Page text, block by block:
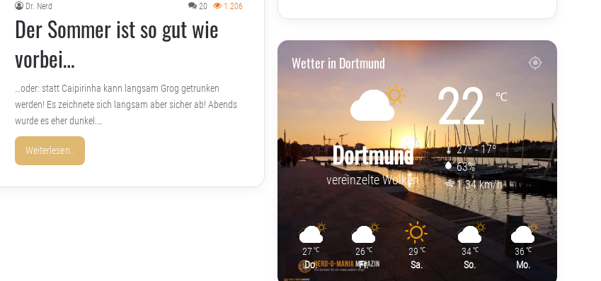
Dr. Nerd 20 1.206
Der Sommer ist so gut wie
vorbei…
…oder: statt Caipirinha kann langsam Grog getrunken
werden! Es zeichnete sich langsam aber sicher ab! Abends
wurde es eher dunkel.…
Weiterlesen..
Wetter in Dortmund
Dortmund
vereinzelte Wolken
22℃
27º - 17º
63%
1.34 km/h
27 ℃
Do.
26 ℃
Fr.
29 ℃
Sa.
34 ℃
So.
36 ℃
Mo.